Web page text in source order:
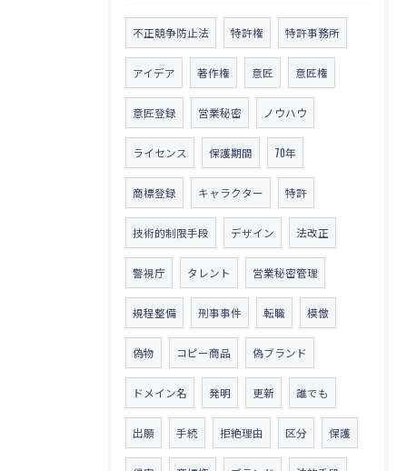
不正競争防止法 特許権 特許事務所
アイデア 著作権 意匠 意匠権
意匠登録 営業秘密 ノウハウ
ライセンス 保護期間 70年
商標登録 キャラクター 特許
技術的制限手段 デザイン 法改正
警視庁 タレント 営業秘密管理
規程整備 刑事事件 転職 模倣
偽物 コピー商品 偽ブランド
ドメイン名 発明 更新 誰でも
出願 手続 拒絶理由 区分 保護